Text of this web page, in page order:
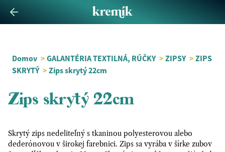
Domov > GALANTÉRIA TEXTILNÁ, RÚČKY > ZIPSY > ZIPS
SKRYTÝ > Zips skrytý 22cm
Zips skrytý 22cm
Skrytý zips nedeliteľný s tkaninou polyesterovou alebo
dederónovou v širokej farebnici. Zips sa vyrába v šírke zubov